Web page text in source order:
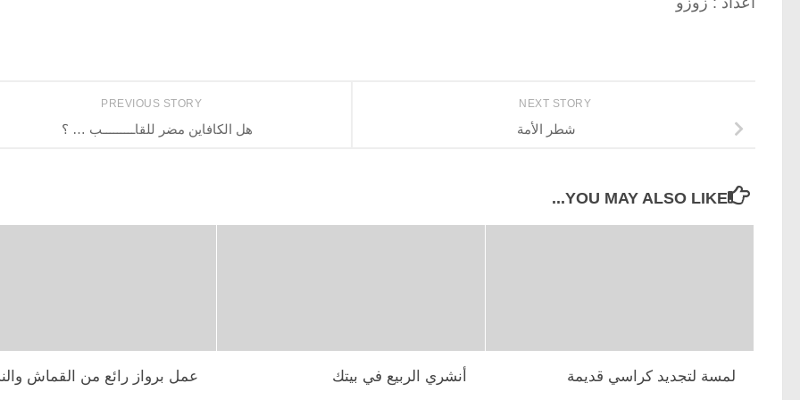
NEXT STORY
شطر الأمة
PREVIOUS STORY
هل الكافاين مضر للقاـــــــــب … ؟
YOU MAY ALSO LIKE...
عمل برواز رائع من القماش أنشري الربيع في بيتك لمسة لتجديد كراسي قديمة